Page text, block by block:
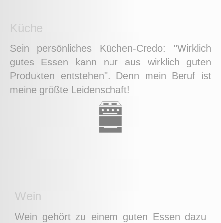
Küche
Sein persönliches Küchen-Credo: "Wirklich
gutes Essen kann nur aus wirklich guten
Produkten entstehen". Denn mein Beruf ist
meine größte Leidenschaft!
Wein
Wein gehört zu einem guten Essen dazu